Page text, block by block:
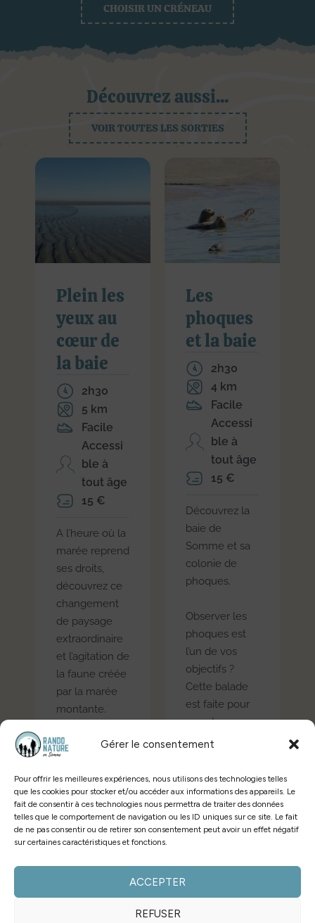
Gérer le consentement
Pour offrir les meilleures expériences, nous utilisons des technologies telles
que les cookies pour stocker et/ou accéder aux informations des appareils. Le
fait de consentir à ces technologies nous permettra de traiter des données
telles que le comportement de navigation ou les ID uniques sur ce site. Le fait
de ne pas consentir ou de retirer son consentement peut avoir un effet négatif
sur certaines caractéristiques et fonctions.
ACCEPTER
REFUSER
CHOISIR UN CRÉNEAU
Découvrez aussi...
VOIR TOUTES LES SORTIES
Les
phoques
et la baie
2h30
4 km
Facile
Accessi
ble à
tout âge
15 €
Découvrez la
baie de
Somme et sa
colonie de
phoques.
Observer les
phoques est
l’un de vos
objectifs ?
Cette balade
est faite pour
vous !
D'INFOS
Plein les
yeux au
cœur de
la baie
2h30
5 km
Facile
Accessi
ble à
tout âge
15 €
A l’heure où la
marée reprend
ses droits,
découvrez ce
changement
de paysage
extraordinaire
et l’agitation de
la faune créée
par la marée
montante.
RÉSERVER
NOUS CONTACTER
LIVRE D'OR